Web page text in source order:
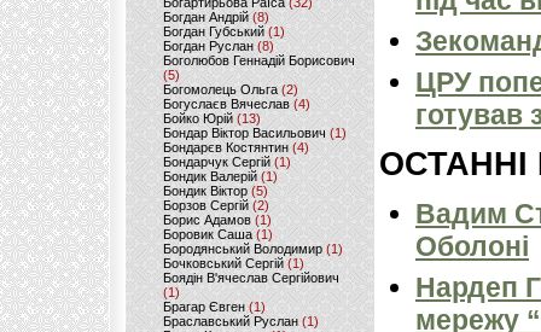
Богдан Андрій(8)
Богдан Губський (1)
Богдан Руслан(8)
Боголюбов Геннадій Борисович
(5)
Богомолець Ольга (2)
Богуслаєв Вячеслав (4)
Бойко Юрій (13)
Бондар Віктор Васильович (1)
Бондарєв Костянтин (4)
Бондарчук Сергій(1)
Бондик Валерій (1)
Бондик Віктор(5)
Борзов Сергiй (2)
Борис Адамов(1)
Боровик Саша (1)
Бородянський Володимир (1)
Бочковський Сергій (1)
Боядін В'ячеслав Сергійович
(1)
Брагар Євген (1)
Браславський Руслан (1)
ЦРУ
готував
ОСТАННІ
Вадим
Оболоні
Нардеп
мережу